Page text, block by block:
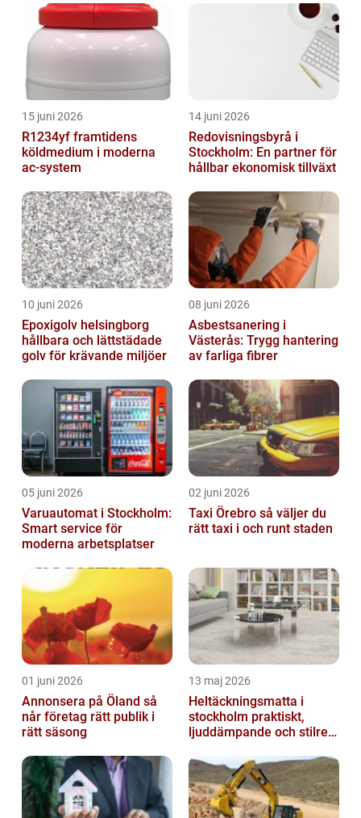
15 juni 2026
R1234yf framtidens
köldmedium i moderna
ac-system
14 juni 2026
Redovisningsbyrå i
Stockholm: En partner för
hållbar ekonomisk tillväxt
10 juni 2026
Epoxigolv helsingborg
hållbara och lättstädade
golv för krävande miljöer
08 juni 2026
Asbestsanering i
Västerås: Trygg hantering
av farliga fibrer
05 juni 2026
Varuautomat i Stockholm:
Smart service för
moderna arbetsplatser
02 juni 2026
Taxi Örebro så väljer du
rätt taxi i och runt staden
01 juni 2026
Annonsera på Öland så
når företag rätt publik i
rätt säsong
13 maj 2026
Heltäckningsmatta i
stockholm praktiskt,
ljuddämpande och stilrent